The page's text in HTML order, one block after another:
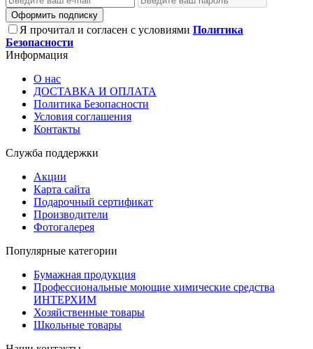
Оформить подписку
Я прочитал и согласен с условиями Политика
Безопасности
Информация
О нас
ДОСТАВКА И ОПЛАТА
Политика Безопасности
Условия соглашения
Контакты
Служба поддержки
Акции
Карта сайта
Подарочный сертификат
Производители
Фотогалерея
Популярные категории
Бумажная продукция
Профессиональные моющие химические средства
ИНТЕРХИМ
Хозяйственные товары
Школьные товары